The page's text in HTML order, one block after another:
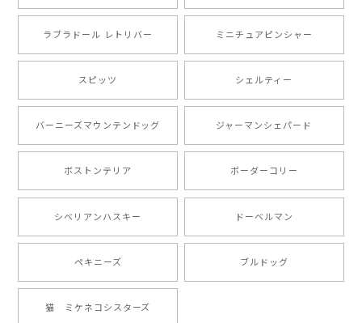
【 自然に囲まれた ポメラニアン 】マグカップ 犬 ペット うちの子 犬グッズ ギフト プレゼント 母の日
りまして、元気な時の顔がそっくりだったので、注文し
ました。ありがとうございました。
2024/05/22
2024/05/04
ラブラドール レトリバー ミニチュアピンシャー
スピッツ シェルティー
バーニーズマウンテンドッグ ジャーマンシェパード
ボストンテリア ボーダーコリー
シベリアンハスキー ドーベルマン
ペキニーズ ブルドッグ
猫 ミケネコシスターズ